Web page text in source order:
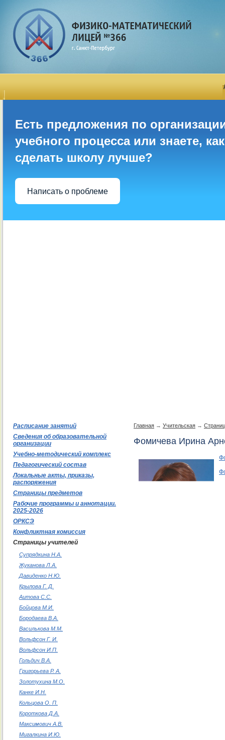
Есть предложения по
учебного процесса или знаете, как
сделать школу лучше?
Написать о проблеме
Главная → Учительская →
Фомичева Ирина
Расписание занятий
Сведения об образовательной
организации
Учебно-методический комплекс
Педагогический состав
Локальные акты, приказы,
распоряжения
Страницы предметов
Рабочие программы и аннотации.
2025-2026
ОРКСЭ
Конфликтная комиссия
Страницы учителей
Супрядкина Н.А.
Жуканова Л.А.
Давиденко Н.Ю.
Крылова Г. Д.
Аитова С.С.
Бойцова М.И.
Бородаева В.А.
Василькова М.М.
Вольфсон Г. И.
Вольфсон И.П.
Гольдич В.А.
Григорьева Р. А.
Золотухина М.О.
Канке И.Н.
Кольцова О. П.
Короткова Д.А.
Максимович А.В.
Мигалкина И.Ю.